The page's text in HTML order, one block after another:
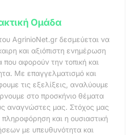
Ομάδα
AgrinioNet.gr δεσμεύεται να
και αξιόπιστη ενημέρωση
αφορούν την τοπική και
Με επαγγελματισμό και
τις εξελίξεις, αναλύουμε
στο προσκήνιο θέματα
αναγνώστες μας. Στόχος μας
πληροφόρηση και η ουσιαστική
με υπευθυνότητα και